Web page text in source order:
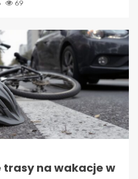
69
trasy na wakacje w